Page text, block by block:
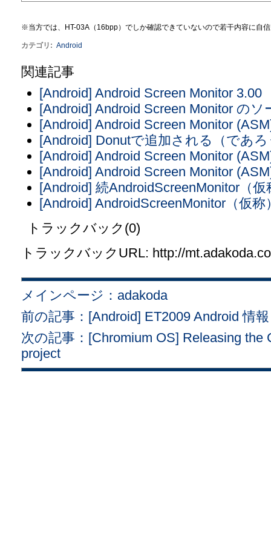
※当方では、HT-03A（16bpp）でしか確認できていないので若干内容に自
カテゴリ : Android
関連記事
[Android] Android Screen Monitor 3.00
[Android] Android Screen Monitor の
[Android] Android Screen Monitor
[Android] Donutで追加される（であ
[Android] Android Screen Monitor
[Android] Android Screen Monitor
[Android] 続AndroidScreenMonitor（仮
[Android] AndroidScreenMonitor（仮称
トラックバック(0)
トラックバックURL: http://
メインページ：adakoda
前の記事：[Android] ET2009 Android 情
次の記事：[Chromium OS] Releasing the
project